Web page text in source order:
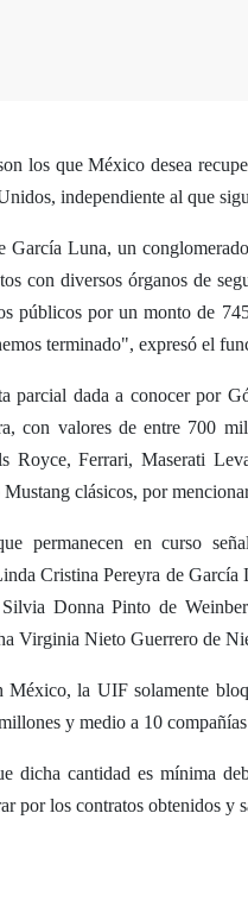
los que México desea
independiente al que
García Luna, un
con diversos órganos de
públicos por un monto de
terminado", expresó el
parcial dada a conocer por
con valores de entre 700
Royce, Ferrari, Maserati
clásicos, por
permanecen en curso
Cristina Pereyra de
Donna Pinto de
Virginia Nieto Guerrero de
México, la UIF solamente
y medio a 10
dicha cantidad es mínima
por los contratos obtenidos y